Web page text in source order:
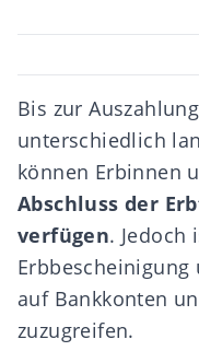
Bis zur
unterschiedlich
können Erbinnen
Abschluss der
verfügen. Jedoch
auf Bankkonten
zuzugreifen.